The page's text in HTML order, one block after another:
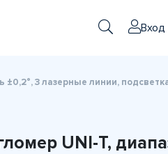
Вход
3 лазерные линии,
UNI-T,